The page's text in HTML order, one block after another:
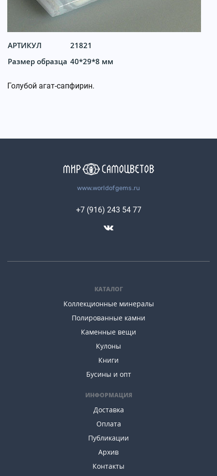
АРТИКУЛ
21821
Размер образца 40*29*8 мм
Голубой агат-сапфирин.
www.worldofgems.ru
КАТАЛОГ
Коллекционные минералы
Полированные камни
Каменные вещи
Кулоны
Книги
Бусины и опт
ИНФОРМАЦИЯ
Доставка
Оплата
Публикации
Архив
Контакты
+7 (916) 243 54 77